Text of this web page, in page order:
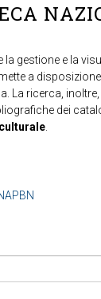
la gestione e la
a
ricerca,
dei
.